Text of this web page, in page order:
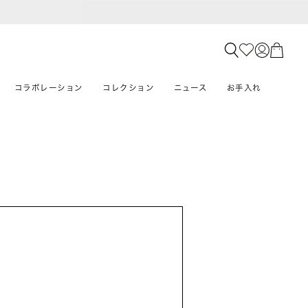
コラボレーション コレクション ニュース お手入れ